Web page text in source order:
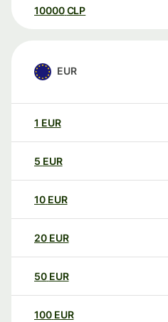
10000 CLP
EUR
1 EUR
5 EUR
10 EUR
20 EUR
50 EUR
100 EUR